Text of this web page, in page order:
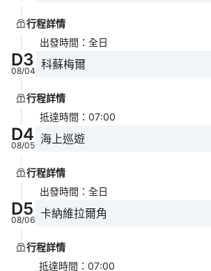
行程詳情
出發時間 ： 全日
D3
08/04 科蘇梅爾
行程詳情
抵達時間 ： 07:00
D4
08/05 海上巡遊
行程詳情
出發時間 ： 全日
D5
08/06 卡納維拉爾角
行程詳情
抵達時間 ： 07:00